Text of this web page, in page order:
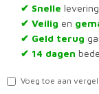
✔ Snelle
✔ Veilig en
✔ Geld terug
✔ 14 dagen
Voeg toe aan